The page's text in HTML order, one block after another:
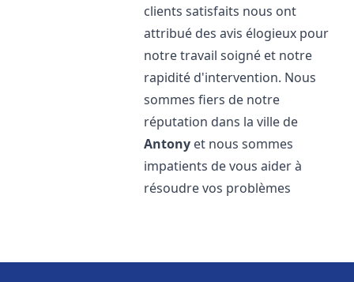
clients satisfaits nous ont
attribué des avis élogieux pour
notre travail soigné et notre
rapidité d'intervention. Nous
sommes fiers de notre
réputation dans la ville de
Antony et nous sommes
impatients de vous aider à
résoudre vos problèmes